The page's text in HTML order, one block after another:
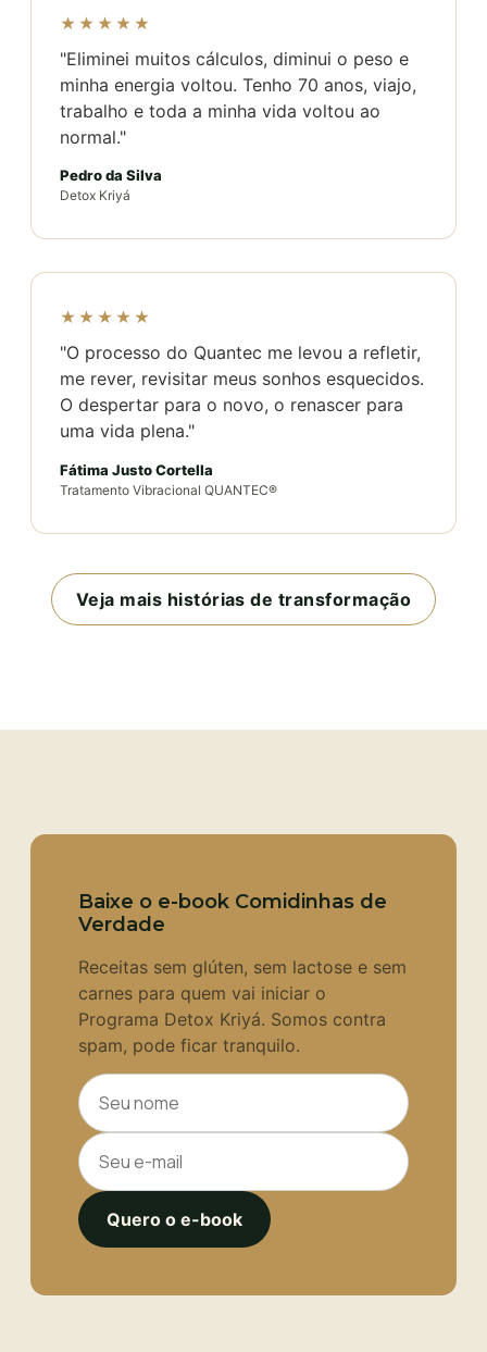
★★★★★
"Eliminei muitos cálculos, diminui o peso e
minha energia voltou. Tenho 70 anos, viajo,
trabalho e toda a minha vida voltou ao
normal."
Pedro da Silva
Detox Kriyá
★★★★★
"O processo do Quantec me levou a refletir,
me rever, revisitar meus sonhos esquecidos.
O despertar para o novo, o renascer para
uma vida plena."
Fátima Justo Cortella
Tratamento Vibracional QUANTEC®
Veja mais histórias de transformação
Baixe o e-book Comidinhas de
Verdade
Receitas sem glúten, sem lactose e sem
carnes para quem vai iniciar o
Programa Detox Kriyá. Somos contra
spam, pode ficar tranquilo.
Quero o e-book